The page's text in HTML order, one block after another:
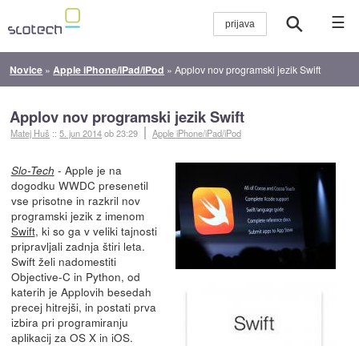
☰
Novice » Apple iPhone/iPad/iPod »Applov nov programski jezik Swift
Applov nov programski jezik Swift
Matej Huš ::5. jun 2014ob 23:29 Apple iPhone/iPad/iPod
Slo-Tech - Apple je na
dogodku WWDC presenetil
vse prisotne in razkril nov
programski jezik z imenom
Swift, ki so ga v veliki tajnosti
pripravljali zadnja štiri leta.
Swift želi nadomestiti
Objective-C in Python, od
katerih je Applovih besedah
precej hitrejši, in postati prva
izbira pri programiranju
aplikacij za OS X in iOS.